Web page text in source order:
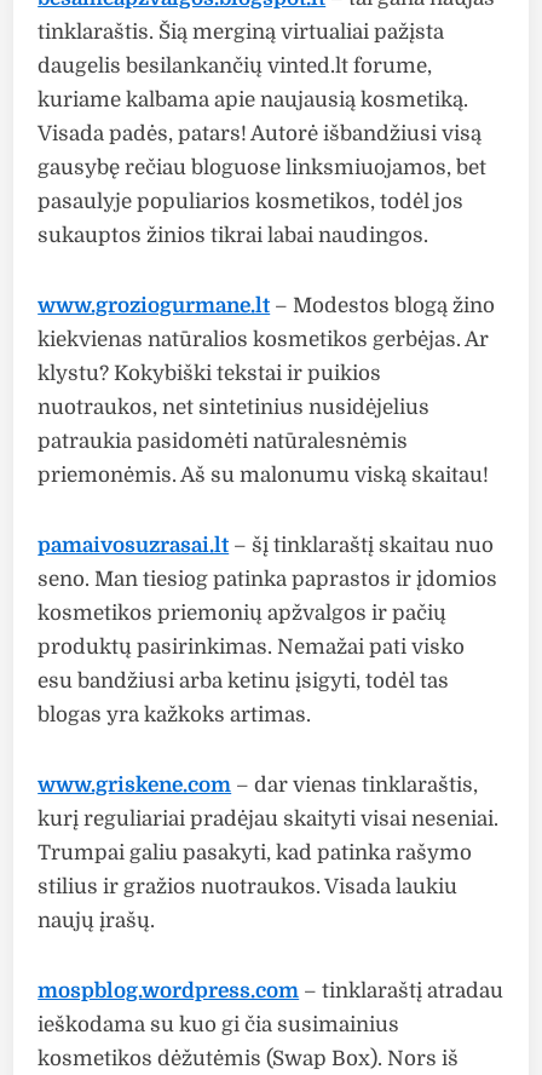
tinklaraštis. Šią merginą virtualiai pažįsta
daugelis besilankančių vinted.lt forume,
kuriame kalbama apie naujausią kosmetiką.
Visada padės, patars! Autorė išbandžiusi visą
gausybę rečiau bloguose linksmiuojamos, bet
pasaulyje populiarios kosmetikos, todėl jos
sukauptos žinios tikrai labai naudingos.
www.groziogurmane.lt – Modestos blogą žino
kiekvienas natūralios kosmetikos gerbėjas. Ar
klystu? Kokybiški tekstai ir puikios
nuotraukos, net sintetinius nusidėjelius
patraukia pasidomėti natūralesnėmis
priemonėmis. Aš su malonumu viską skaitau!
pamaivosuzrasai.lt – šį tinklaraštį skaitau nuo
seno. Man tiesiog patinka paprastos ir įdomios
kosmetikos priemonių apžvalgos ir pačių
produktų pasirinkimas. Nemažai pati visko
esu bandžiusi arba ketinu įsigyti, todėl tas
blogas yra kažkoks artimas.
www.griskene.com – dar vienas tinklaraštis,
kurį reguliariai pradėjau skaityti visai neseniai.
Trumpai galiu pasakyti, kad patinka rašymo
stilius ir gražios nuotraukos. Visada laukiu
naujų įrašų.
mospblog.wordpress.com – tinklaraštį atradau
ieškodama su kuo gi čia susimainius
kosmetikos dėžutėmis (Swap Box). Nors iš